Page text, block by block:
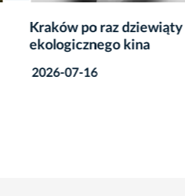
Kraków po raz
ekologicznego kina
2026-07-16